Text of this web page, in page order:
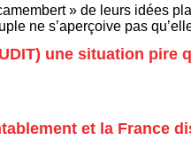
» de leurs idées
ne s’aperçoive pas
une situation pire
et la France